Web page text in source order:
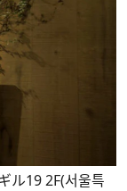
19 2F(서울특